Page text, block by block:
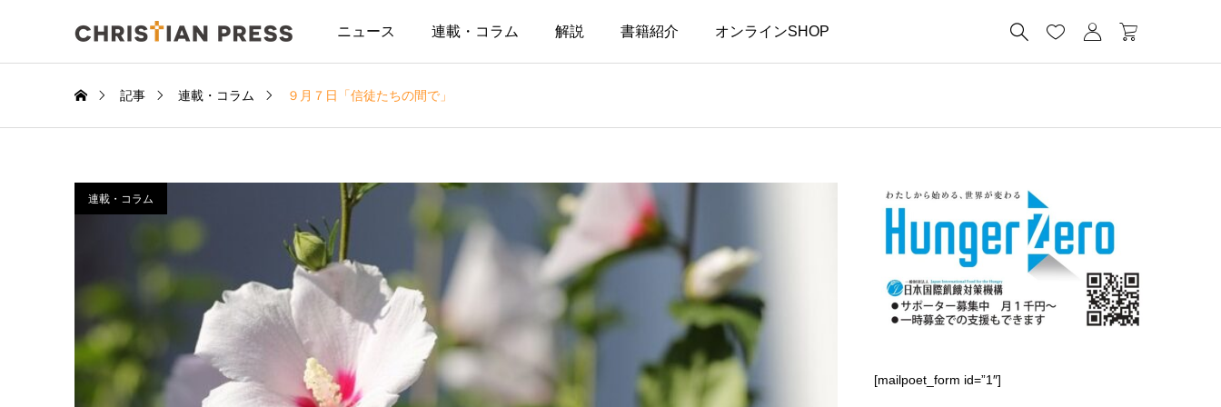
ニュース 連載・コラム 解説 書籍紹介 オンラインSHOP    
記事 連載・コラム ９月７日「信徒たちの間で」
連載・コラム
[mailpoet_form id=”1″]